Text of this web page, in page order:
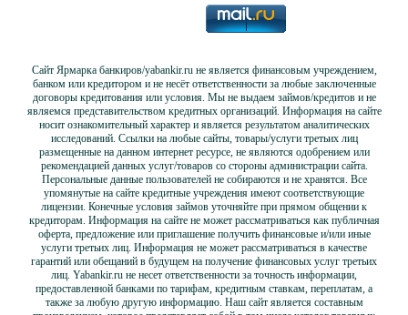
Сайт Ярмарка банкиров/yabankir.ru не является финансовым учреждением,
банком или кредитором и не несёт ответственности за любые заключенные
договоры кредитования или условия. Мы не выдаем займов/кредитов и не
являемся представительством кредитных организаций. Информация на сайте
носит ознакомительный характер и является результатом аналитических
исследований. Ссылки на любые сайты, товары/услуги третьих лиц
размещенные на данном интернет ресурсе, не являются одобрением или
рекомендацией данных услуг/товаров со стороны администрации сайта.
Персональные данные пользователей не собираются и не хранятся. Все
упомянутые на сайте кредитные учреждения имеют соответствующие
лицензии. Конечные условия займов уточняйте при прямом общении к
кредиторам. Информация на сайте не может рассматриваться как публичная
оферта, предложение или приглашение получить финансовые и/или иные
услуги третьих лиц. Информация не может рассматриваться в качестве
гарантий или обещаний в будущем на получение финансовых услуг третьих
лиц. Yabankir.ru не несет ответственности за точность информации,
предоставленной банками по тарифам, кредитным ставкам, переплатам, а
также за любую другую информацию. Наш сайт является составным